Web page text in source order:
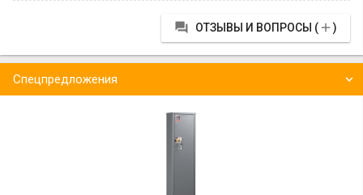
 ОТЗЫВЫ И ВОПРОСЫ ()
Спецпредложения